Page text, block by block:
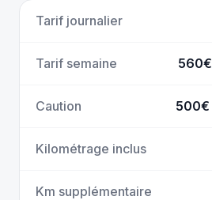
Tarif journalier
Tarif semaine 560€
Caution 500€
Kilométrage inclus
Km supplémentaire